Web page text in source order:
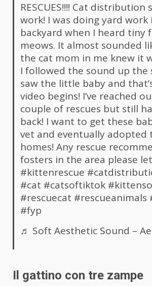
RESCUES!!!! Cat distribution
work! I was doing yard work
backyard when I heard tiny
meows. It almost sounded
the cat mom in me knew it
I followed the sound up
saw the little baby and
video begins! I’ve reached
couple of rescues but still
back! I want to get these
vet and eventually adopted
homes! Any rescue
fosters in the area please
#kittenrescue
#cat #catsoftiktok
#rescuecat #rescueanimals
#fyp
♬ Soft Aesthetic Sound –
Il gattino con tre zampe